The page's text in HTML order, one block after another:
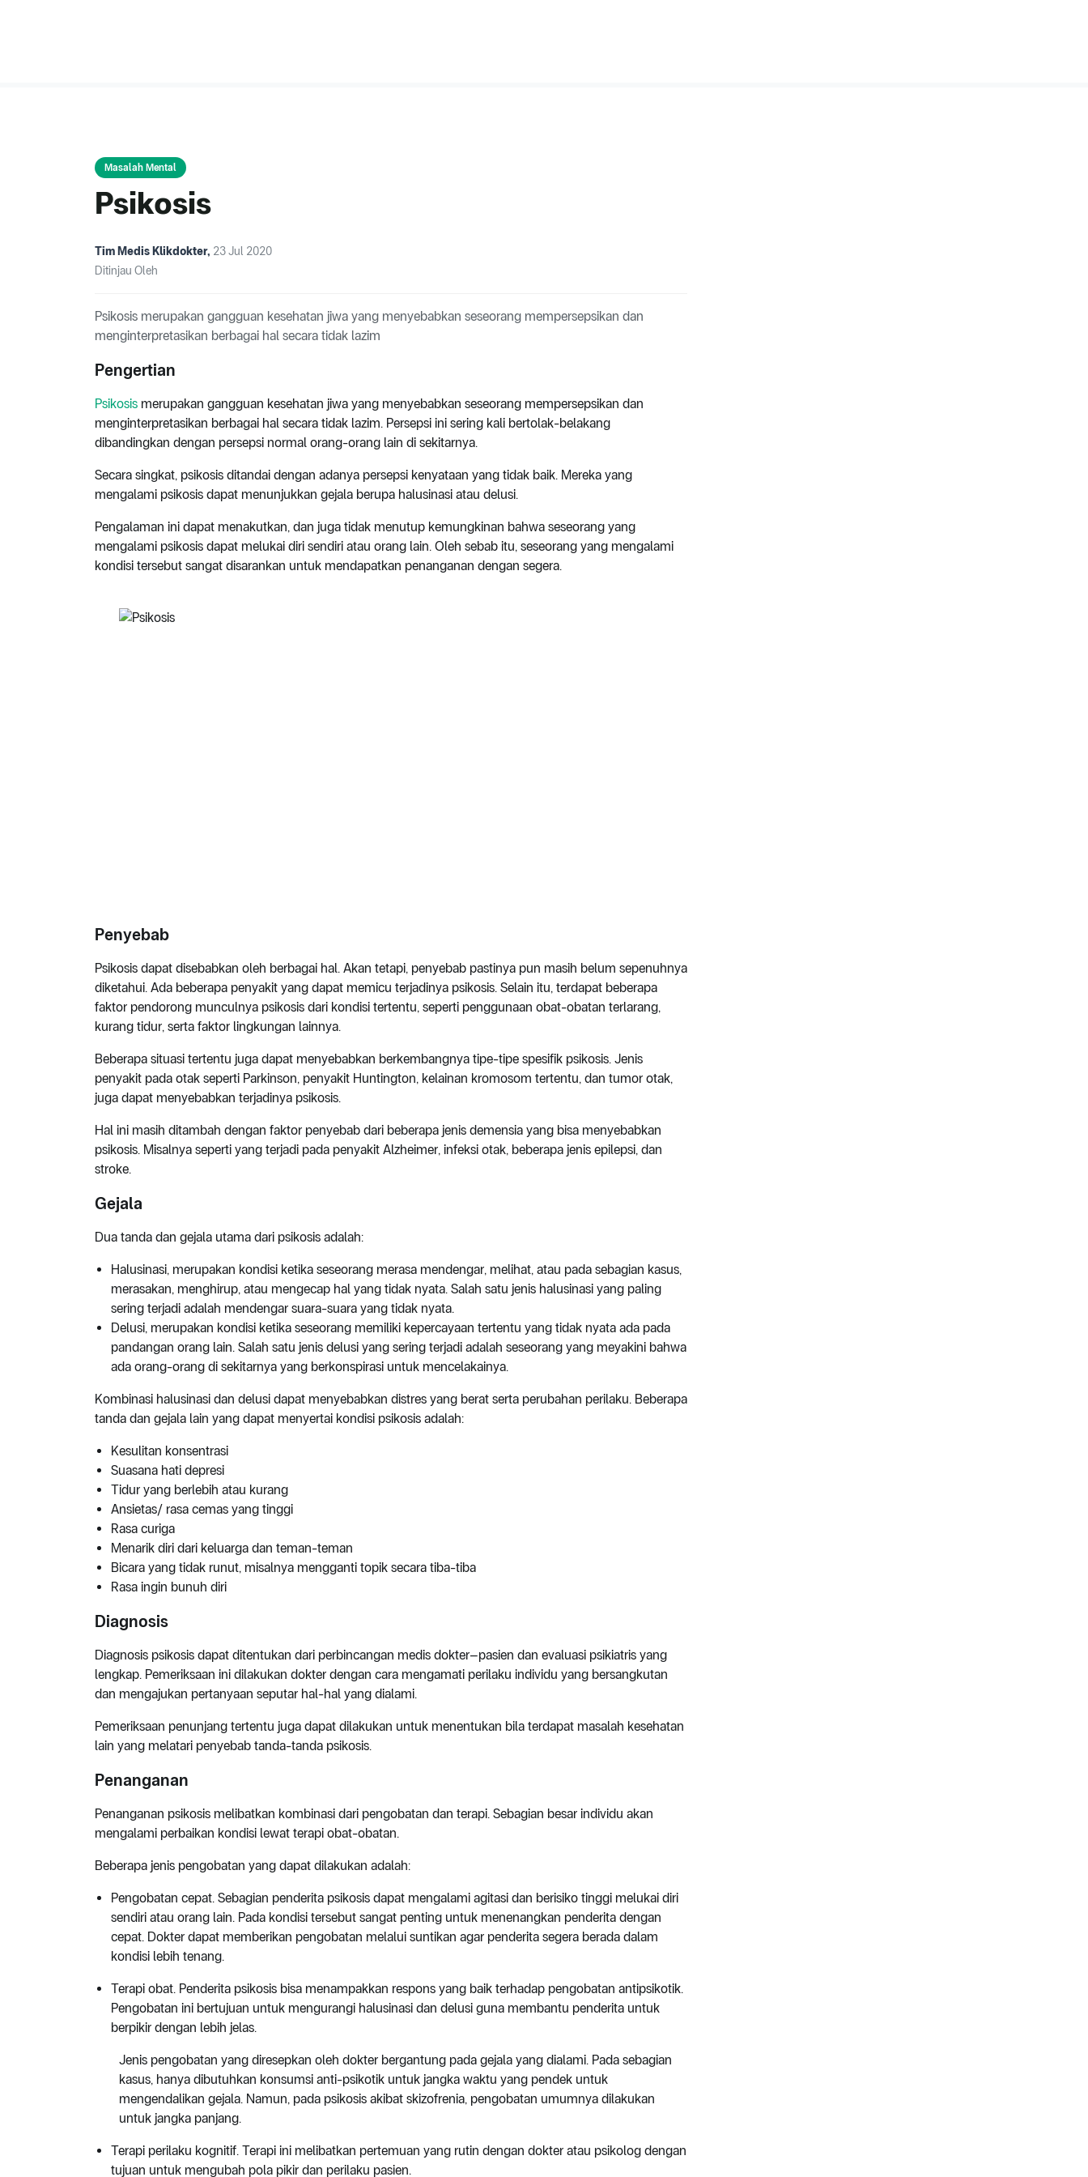
Masalah Mental
Psikosis
Tim Medis Klikdokter, 23 Jul 2020
Ditinjau Oleh
Psikosis merupakan gangguan kesehatan jiwa yang menyebabkan seseorang mempersepsikan dan
menginterpretasikan berbagai hal secara tidak lazim
Pengertian
Psikosis merupakan gangguan kesehatan jiwa yang menyebabkan seseorang mempersepsikan dan
menginterpretasikan berbagai hal secara tidak lazim. Persepsi ini sering kali bertolak-belakang
dibandingkan dengan persepsi normal orang-orang lain di sekitarnya.
Secara singkat, psikosis ditandai dengan adanya persepsi kenyataan yang tidak baik. Mereka yang
mengalami psikosis dapat menunjukkan gejala berupa halusinasi atau delusi.
Pengalaman ini dapat menakutkan, dan juga tidak menutup kemungkinan bahwa seseorang yang
mengalami psikosis dapat melukai diri sendiri atau orang lain. Oleh sebab itu, seseorang yang mengalami
kondisi tersebut sangat disarankan untuk mendapatkan penanganan dengan segera.
Penyebab
Psikosis dapat disebabkan oleh berbagai hal. Akan tetapi, penyebab pastinya pun masih belum sepenuhnya
diketahui. Ada beberapa penyakit yang dapat memicu terjadinya psikosis. Selain itu, terdapat beberapa
faktor pendorong munculnya psikosis dari kondisi tertentu, seperti penggunaan obat-obatan terlarang,
kurang tidur, serta faktor lingkungan lainnya.
Beberapa situasi tertentu juga dapat menyebabkan berkembangnya tipe-tipe spesifik psikosis. Jenis
penyakit pada otak seperti Parkinson, penyakit Huntington, kelainan kromosom tertentu, dan tumor otak,
juga dapat menyebabkan terjadinya psikosis.
Hal ini masih ditambah dengan faktor penyebab dari beberapa jenis demensia yang bisa menyebabkan
psikosis. Misalnya seperti yang terjadi pada penyakit Alzheimer, infeksi otak, beberapa jenis epilepsi, dan
stroke.
Gejala
Dua tanda dan gejala utama dari psikosis adalah:
Halusinasi, merupakan kondisi ketika seseorang merasa mendengar, melihat, atau pada sebagian kasus,
merasakan, menghirup, atau mengecap hal yang tidak nyata. Salah satu jenis halusinasi yang paling
sering terjadi adalah mendengar suara-suara yang tidak nyata.
Delusi, merupakan kondisi ketika seseorang memiliki kepercayaan tertentu yang tidak nyata ada pada
pandangan orang lain. Salah satu jenis delusi yang sering terjadi adalah seseorang yang meyakini bahwa
ada orang-orang di sekitarnya yang berkonspirasi untuk mencelakainya.
Kombinasi halusinasi dan delusi dapat menyebabkan distres yang berat serta perubahan perilaku. Beberapa
tanda dan gejala lain yang dapat menyertai kondisi psikosis adalah:
Kesulitan konsentrasi
Suasana hati depresi
Tidur yang berlebih atau kurang
Ansietas/ rasa cemas yang tinggi
Rasa curiga
Menarik diri dari keluarga dan teman-teman
Bicara yang tidak runut, misalnya mengganti topik secara tiba-tiba
Rasa ingin bunuh diri
Diagnosis
Diagnosis psikosis dapat ditentukan dari perbincangan medis dokter–pasien dan evaluasi psikiatris yang
lengkap. Pemeriksaan ini dilakukan dokter dengan cara mengamati perilaku individu yang bersangkutan
dan mengajukan pertanyaan seputar hal-hal yang dialami.
Pemeriksaan penunjang tertentu juga dapat dilakukan untuk menentukan bila terdapat masalah kesehatan
lain yang melatari penyebab tanda-tanda psikosis.
Penanganan
Penanganan psikosis melibatkan kombinasi dari pengobatan dan terapi. Sebagian besar individu akan
mengalami perbaikan kondisi lewat terapi obat-obatan.
Beberapa jenis pengobatan yang dapat dilakukan adalah:
Pengobatan cepat. Sebagian penderita psikosis dapat mengalami agitasi dan berisiko tinggi melukai diri
sendiri atau orang lain. Pada kondisi tersebut sangat penting untuk menenangkan penderita dengan
cepat. Dokter dapat memberikan pengobatan melalui suntikan agar penderita segera berada dalam
kondisi lebih tenang.
Terapi obat. Penderita psikosis bisa menampakkan respons yang baik terhadap pengobatan antipsikotik.
Pengobatan ini bertujuan untuk mengurangi halusinasi dan delusi guna membantu penderita untuk
berpikir dengan lebih jelas.
Jenis pengobatan yang diresepkan oleh dokter bergantung pada gejala yang dialami. Pada sebagian
kasus, hanya dibutuhkan konsumsi anti-psikotik untuk jangka waktu yang pendek untuk
mengendalikan gejala. Namun, pada psikosis akibat skizofrenia, pengobatan umumnya dilakukan
untuk jangka panjang.
Terapi perilaku kognitif. Terapi ini melibatkan pertemuan yang rutin dengan dokter atau psikolog dengan
tujuan untuk mengubah pola pikir dan perilaku pasien.